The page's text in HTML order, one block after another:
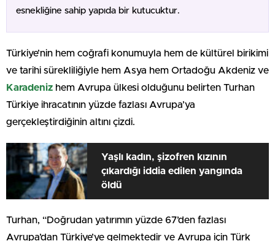
esnekliğine sahip yapıda bir kutucuktur.
Türkiye’nin hem coğrafi konumuyla hem de kültürel birikimi
ve tarihi sürekliliğiyle hem Asya hem Ortadoğu Akdeniz ve
Karadeniz hem Avrupa ülkesi olduğunu belirten Turhan
Türkiye ihracatının yüzde fazlası Avrupa’ya
gerçekleştirdiğinin altını çizdi.
Yaşlı kadın, şizofren kızının
çıkardığı iddia edilen yangında
öldü
Turhan, “Doğrudan yatırımın yüzde 67’den fazlası
Avrupa’dan Türkiye’ye gelmektedir ve Avrupa için Türk